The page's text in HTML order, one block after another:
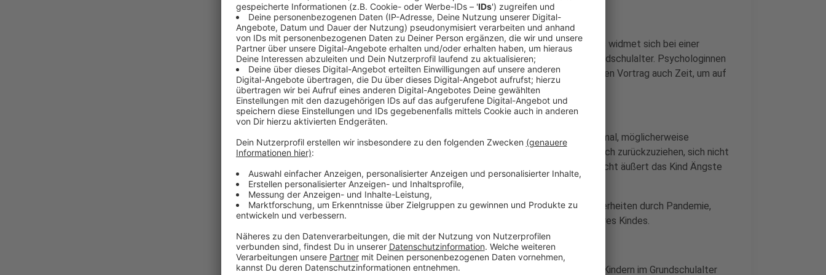
Die Schulpsychologische Beratungsstelle des Rhein-Sieg-Kreises widmet sich bei einer
Online-Veranstaltung am 28.03.2023 Ängsten von Kindern im Grundschulalter. Psychologinnen
aus dem Team der Beratungsstelle nehmen sich nach dem digitalen Vortrag auch Zeit, um auf
Fragen einzugehen.
Ab und an Angst zu haben oder manchmal unsicher zu sein ist normal, möglicherweise
beobachten Eltern bei ihrem Kind jedoch eine größere Tendenz, sich zurückzuziehen, sich nicht
zu verabreden oder nicht mehr zur Schule gehen zu wollen. Vielleicht äußert das Kind Ängste
und ist am liebsten (alleine) zu Hause.
Eventuell haben Mütter oder Väter auch den Eindruck, die Unsicherheiten durch Pandemie,
politischem Weltgeschehen und Krieg zeigen sich im Verhalten ihres Kindes.
Wie Eltern oder Lehrkräfte mit Ängsten oder Unsicherheiten von Kindern im Grundschulalter